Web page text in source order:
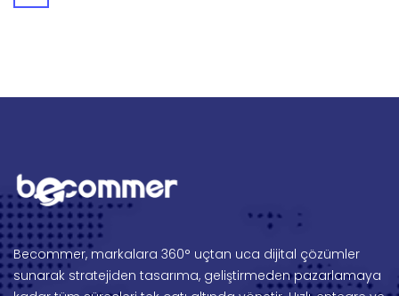
Becommer, markalara 360° uçtan uca dijital çözümler
sunarak stratejiden tasarıma, geliştirmeden pazarlamaya